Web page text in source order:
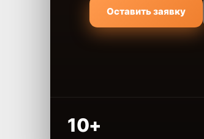
Оставить заявку
10+